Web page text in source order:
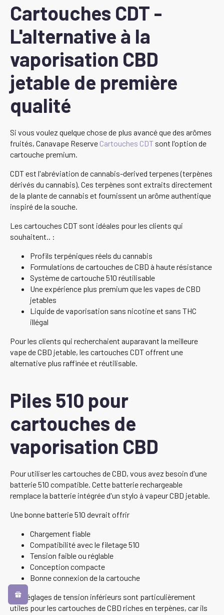
Cartouches CDT -
L'alternative à la
vaporisation CBD
jetable de première
qualité
Si vous voulez quelque chose de plus avancé que des arômes
fruités, Canavape Reserve Cartouches CDT sont l'option de
cartouche premium.
CDT est l'abréviation de cannabis-derived terpenes (terpènes
dérivés du cannabis). Ces terpènes sont extraits directement
de la plante de cannabis et fournissent un arôme authentique
inspiré de la souche.
Les cartouches CDT sont idéales pour les clients qui
souhaitent.. :
Profils terpéniques réels du cannabis
Formulations de cartouches de CBD à haute résistance
Système de cartouche 510 réutilisable
Une expérience plus premium que les vapes de CBD
jetables
Liquide de vaporisation sans nicotine et sans THC
illégal
Pour les clients qui recherchaient auparavant la meilleure
vape de CBD jetable, les cartouches CDT offrent une
alternative plus raffinée et réutilisable.
Piles 510 pour
cartouches de
vaporisation CBD
Pour utiliser les cartouches de CBD, vous avez besoin d'une
batterie 510 compatible. Cette batterie rechargeable
remplace la batterie intégrée d'un stylo à vapeur CBD jetable.
Une bonne batterie 510 devrait offrir
Chargement fiable
Compatibilité avec le filetage 510
Tension faible ou réglable
Conception compacte
Bonne connexion de la cartouche
Les réglages de tension inférieurs sont particulièrement
utiles pour les cartouches de CBD riches en terpènes, car ils